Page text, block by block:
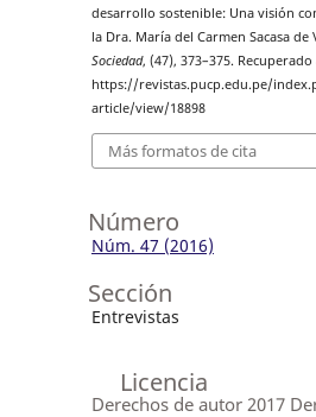
desarrollo sostenible: Una visión
la Dra. María del Carmen Sacasa de
Sociedad, (47), 373–375.
https://revistas.pucp.edu.pe/
article/view/18898
Más formatos de cita
Número
Núm. 47 (2016)
Sección
Entrevistas
Licencia
Derechos de autor 2017